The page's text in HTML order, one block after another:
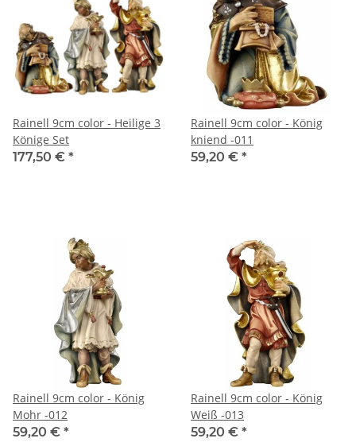
Rainell 9cm color - Heilige 3
Könige Set
177,50 € *
Rainell 9cm color - König
kniend -011
59,20 € *
Rainell 9cm color - König
Mohr -012
59,20 € *
Rainell 9cm color - König
Weiß -013
59,20 € *